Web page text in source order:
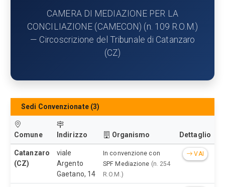
CAMERA DI MEDIAZIONE PER LA
CONCILIAZIONE (CAMECON) (n. 109 R.O.M.)
— Circoscrizione del Tribunale di Catanzaro
(CZ)
Sedi Convenzionate (3)
Comune Indirizzo Organismo Dettaglio
Catanzaro
(CZ)
viale
Argento
Gaetano, 14
In convenzione con
SPF Mediazione (n. 254
R.O.M.)
VAI